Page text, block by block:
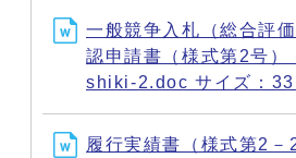
一般競争入札（総合評
認申請書（様式第2号
shiki-2.doc サイズ：
履行実績書（様式第2－